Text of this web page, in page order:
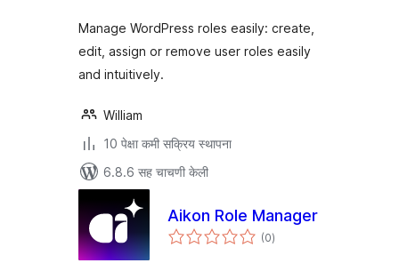
Manage WordPress roles easily: create,
edit, assign or remove user roles easily
and intuitively.
William
10 पेक्षा कमी सक्रिय स्थापना
6.8.6 सह चाचणी केली
Aikon Role Manager
(0एकूण
मूल्यांकन
)